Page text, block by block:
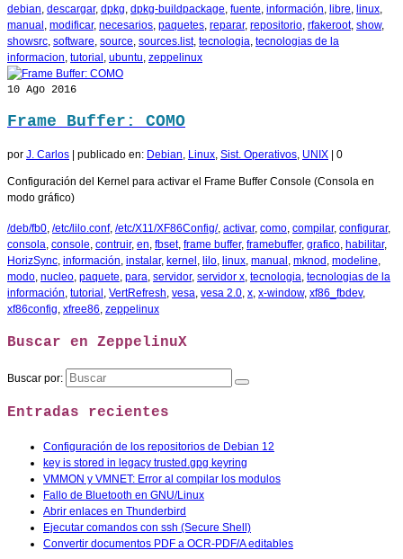
debian descargar, dpkg dpkg-buildpackage fuente información libre linux
manual modificar, necesarios paquetes reparar, repositorio rfakeroot, show,
showsrc software source sources.list, tecnologia tecnologias de la
informacion tutorial ubuntu zeppelinux
10 Ago 2016
Frame Buffer: COMO
por J. Carlos publicado en: Debian, Linux, Sist. Operativos, UNIX 0
Configuración del Kernel para activar el Frame Buffer Console (Consola en
modo gráfico)
/deb/fb0, /etc/lilo.conf, /etc/X11/XF86Config/, activar, como, compilar, configurar,
consola, console, contruir, en, fbset, frame buffer, framebuffer, grafico, habilitar,
HorizSync, información, instalar, kernel , lilo, linux, manual , mknod , modeline,
modo, nucleo, paquete, para, servidor, servidor x, tecnologia, tecnologias de la
información, tutorial , VertRefresh, vesa, vesa 2.0, x, x-window, xf86_fbdev,
xf86config, xfree86, zeppelinux
Buscar en ZeppelinuX
Buscar por:
Entradas recientes
Configuración de los repositorios de Debian 12
key is stored in legacy trusted.gpg keyring
VMMON y VMNET: Error al compilar los modulos
Fallo de Bluetooth en GNU/Linux
Abrir enlaces en Thunderbird
Ejecutar comandos con ssh (Secure Shell)
Convertir documentos PDF a OCR-PDF/A editables